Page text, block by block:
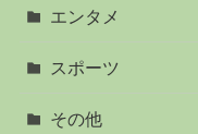
エンタメ
スポーツ
その他